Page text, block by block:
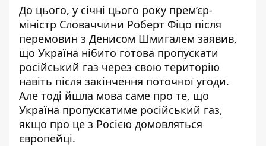
До цього, у січні цього року прем’єр-
міністр Словаччини Роберт Фіцо після
перемовин з Денисом Шмигалем заявив,
що Україна нібито готова пропускати
російський газ через свою територію
навіть після закінчення поточної угоди.
Але тоді йшла мова саме про те, що
Україна пропускатиме російський газ,
якщо про це з Росією домовляться
європейці.